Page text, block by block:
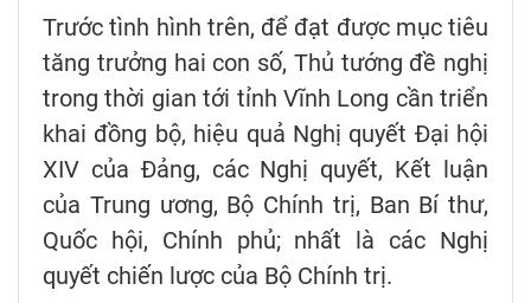
Trước tình hình trên, để đạt được mục tiêu
tăng trưởng hai con số, Thủ tướng đề nghị
trong thời gian tới tỉnh Vĩnh Long cần triển
khai đồng bộ, hiệu quả Nghị quyết Đại hội
XIV của Đảng, các Nghị quyết, Kết luận
của Trung ương, Bộ Chính trị, Ban Bí thư,
Quốc hội, Chính phủ; nhất là các Nghị
quyết chiến lược của Bộ Chính trị.